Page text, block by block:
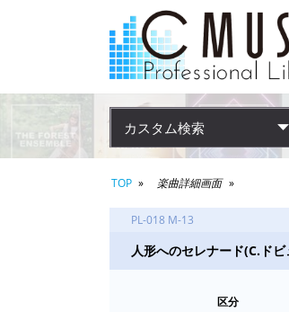
カスタム検索
TOP 楽曲詳細画面
PL-018 M-13
人形へのセレナード(C.ド
区分